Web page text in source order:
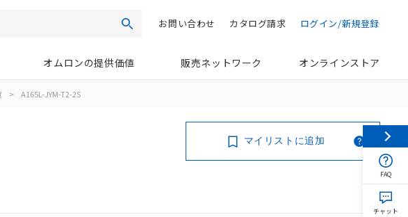
検索 ログイン/新規登録
カタログ請求
お問い合わせ
オムロンの提供価値 販売ネットワーク オンラインストア
> A165L-JYM-T2-2S
マイリストに追加
FAQ
チャット